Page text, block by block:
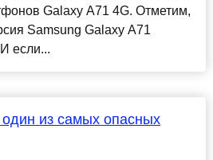
Galaxy A71 4G. Отметим,
Samsung Galaxy A71
если...
из самых опасных